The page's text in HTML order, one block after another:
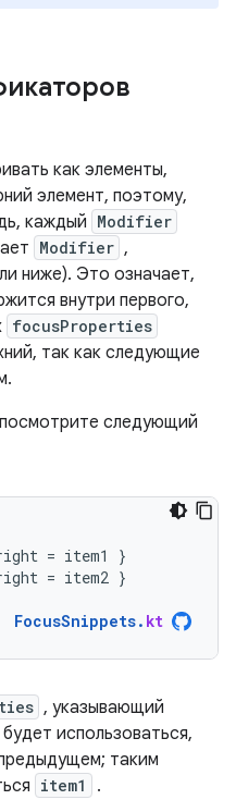
как элементы,
элемент, поэтому,
каждый Modifier
Modifier ,
ниже). Это означает,
внутри первого,
focusProperties
так как следующие
следующий
= item1
}
= item2 }
FocusSnippets. kt
, указывающий
использоваться,
таким
item1
.